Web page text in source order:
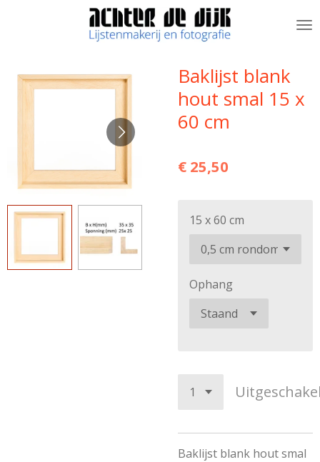
hoofdinhoud
Baklijst blank
hout smal 15 x
60 cm
€ 25,50
15 x 60 cm
Ophang
Baklijst blank hout smal